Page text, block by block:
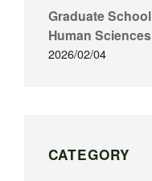
Graduate
Human
2026/02/04
CATEGORY